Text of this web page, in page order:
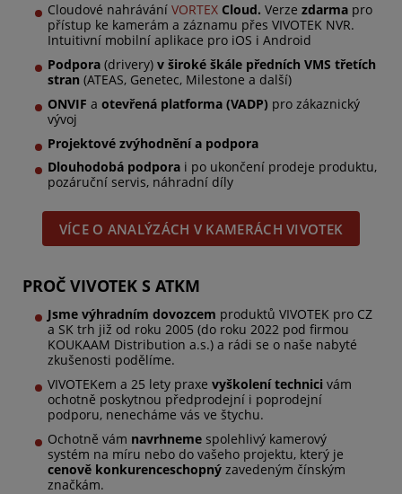
Cloudové nahrávání VORTEX Cloud. Verze zdarma pro
přístup ke kamerám a záznamu přes VIVOTEK NVR.
Intuitivní mobilní aplikace pro iOS i Android
Podpora (drivery) v široké škále předních VMS třetích
stran (ATEAS, Genetec, Milestone a další)
ONVIF a otevřená platforma (VADP) pro zákaznický
vývoj
Projektové zvýhodnění a podpora
Dlouhodobá podpora i po ukončení prodeje produktu,
pozáruční servis, náhradní díly
VÍCE O ANALÝZÁCH V KAMERÁCH VIVOTEK
PROČ VIVOTEK S ATKM
Jsme výhradním dovozcem produktů VIVOTEK pro CZ
a SK trh již od roku 2005 (do roku 2022 pod firmou
KOUKAAM Distribution a.s.) a rádi se o naše nabyté
zkušenosti podělíme.
VIVOTEKem a 25 lety praxe vyškolení technici vám
ochotně poskytnou předprodejní i poprodejní
podporu, nenecháme vás ve štychu.
Ochotně vám navrhneme spolehlivý kamerový
systém na míru nebo do vašeho projektu, který je
cenově konkurenceschopný zavedeným čínským
značkám.